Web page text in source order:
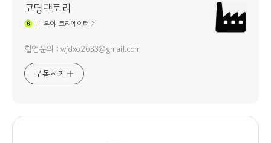
코딩팩토리
IT분야 크리에이터
협업문의 : wjdxo2633@gmail.com
구독하기